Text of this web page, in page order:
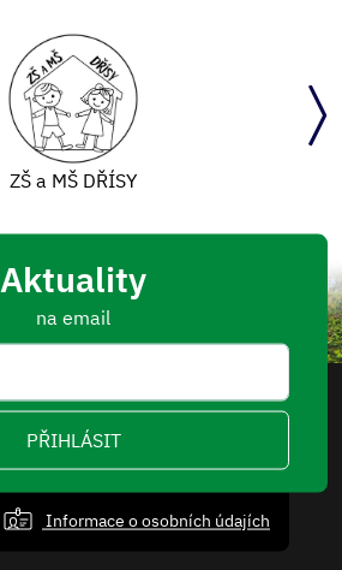
ZŠ a MŠ DŘÍSY
Aktuality
na email
PŘIHLÁSIT
Informace o osobních údajích